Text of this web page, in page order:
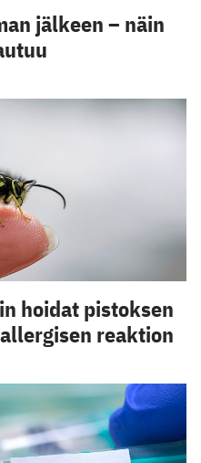
jälkeen – näin
hoidat pistoksen
reaktion